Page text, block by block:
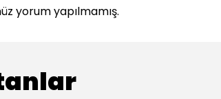
yorum yapılmamış.